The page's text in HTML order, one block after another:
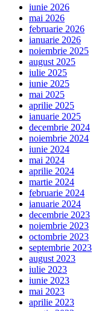
iunie 2026
mai 2026
februarie 2026
ianuarie 2026
noiembrie 2025
august 2025
iulie 2025
iunie 2025
mai 2025
aprilie 2025
ianuarie 2025
decembrie 2024
noiembrie 2024
iunie 2024
mai 2024
aprilie 2024
martie 2024
februarie 2024
ianuarie 2024
decembrie 2023
noiembrie 2023
octombrie 2023
septembrie 2023
august 2023
iulie 2023
iunie 2023
mai 2023
aprilie 2023